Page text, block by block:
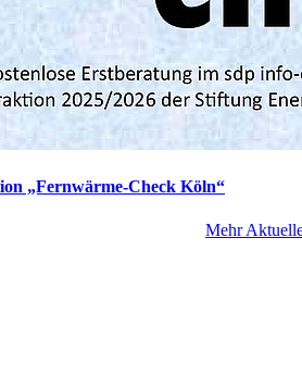
„Fernwärme-Check Köln“
Mehr